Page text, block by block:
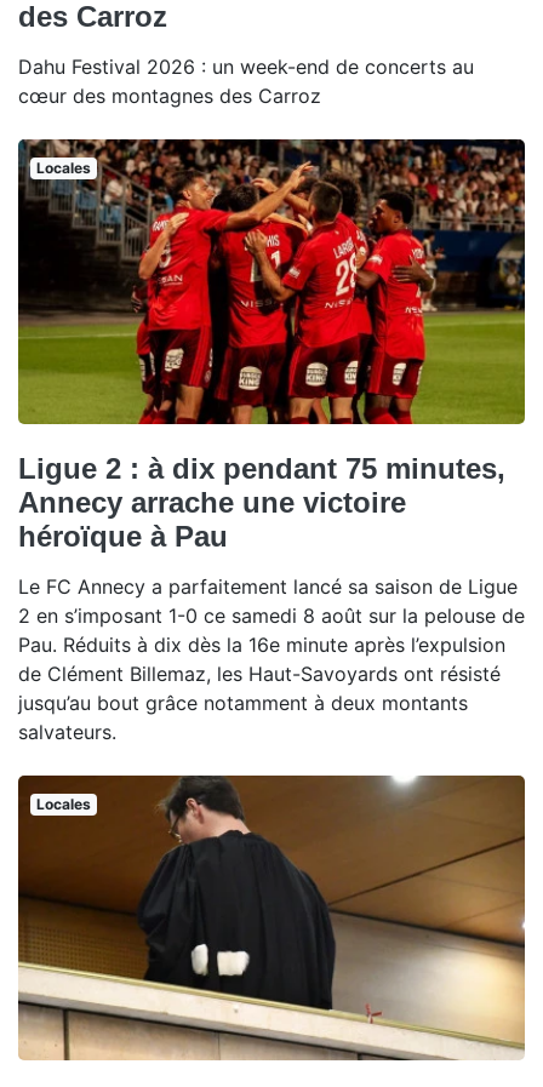
des Carroz
Dahu Festival 2026 : un week-end de concerts au
cœur des montagnes des Carroz
Locales
Ligue 2 : à dix pendant 75 minutes,
Annecy arrache une victoire
héroïque à Pau
Le FC Annecy a parfaitement lancé sa saison de Ligue
2 en s’imposant 1-0 ce samedi 8 août sur la pelouse de
Pau. Réduits à dix dès la 16e minute après l’expulsion
de Clément Billemaz, les Haut-Savoyards ont résisté
jusqu’au bout grâce notamment à deux montants
salvateurs.
Locales